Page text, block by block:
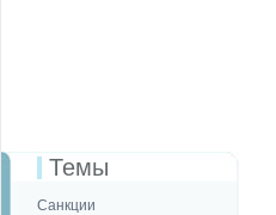
Темы
Санкции